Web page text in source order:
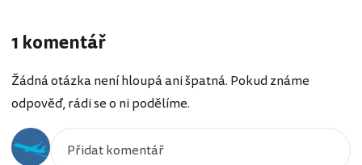
1 komentář
Žádná otázka není hloupá ani špatná. Pokud známe
odpověď, rádi se o ni podělíme.